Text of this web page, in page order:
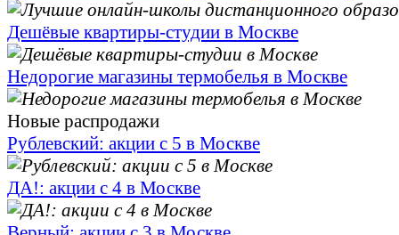
Дешёвые квартиры-студии в Москве
Недорогие магазины термобелья в Москве
Новые распродажи
Рублевский: акции с 5 в Москве
ДА!: акции с 4 в Москве